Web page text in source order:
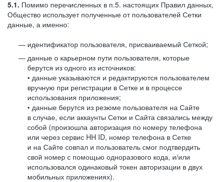
5.1. Помимо перечисленных в п.5. настоящих Правил данных,
Общество использует полученные от пользователей Сетки
данные, а именно:
идентификатор пользователя, присваиваемый Сеткой;
данные о карьерном пути пользователя, которые
берутся из одного из источников:
• данные указываются и редактируются пользователем
вручную при регистрации в Сетке и в процессе
использования приложения;
• данные берутся из резюме пользователя на Сайте
в случае, если аккаунты Сетки и Сайта связались между
собой (произошла авторизация по номеру телефона
или через сервис HH ID, номер телефона в Сетке
и на Сайте совпал и пользователь смог подтвердить
свой номер с помощью одноразового кода, и/или
использовался одинаковый токен авторизации в двух
мобильных приложениях).